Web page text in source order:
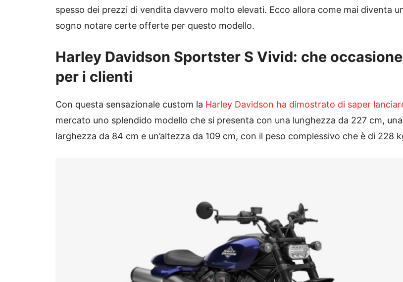
spesso dei prezzi di vendita davvero molto elevati. Ecco allora come mai diventa
sogno notare certe offerte per questo modello.
Harley Davidson Sportster S Vivid: che occasione
per i clienti
Con questa sensazionale custom la Harley Davidson ha dimostrato di saper
mercato uno splendido modello che si presenta con una lunghezza da 227 cm, una
larghezza da 84 cm e un’altezza da 109 cm, con il peso complessivo che è di 228